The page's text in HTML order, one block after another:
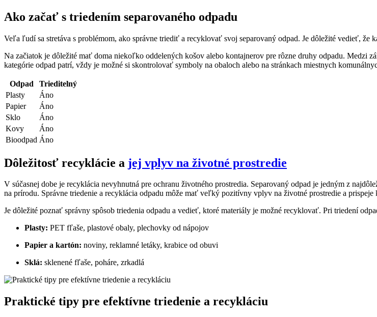
Ako začať s triedením separovaného odpadu
Veľa ľudí sa stretáva s problémom, ako správne triediť a recyklovať svoj separovaný odpad. Je dôležité vedieť, že
Na začiatok je dôležité mať doma niekoľko oddelených košov alebo kontajnerov pre rôzne druhy odpadu. Medzi
kategórie odpad patrí, vždy je možné si skontrolovať symboly na obaloch alebo na stránkach miestnych
Odpad
Trieditelný
Plasty
Áno
Papier
Áno
Sklo
Áno
Kovy
Áno
Bioodpad Áno
Dôležitosť recyklácie a jej vplyv na životné prostredie
V súčasnej dobe je recyklácia nevyhnutná pre ochranu životného prostredia. Separovaný odpad je jedným z
na prírodu. Správne triedenie a recyklácia odpadu môže mať veľký pozitívny vplyv na životné prostredie a
Je dôležité poznať správny spôsob triedenia odpadu a vedieť, ktoré materiály je možné recyklovať. Pri triedení
Plasty: PET fľaše, plastové obaly, plechovky od nápojov
Papier a kartón: noviny, reklamné letáky, krabice od obuvi
Sklá: sklenené fľaše, poháre, zrkadlá
Praktické tipy pre efektívne triedenie a recykláciu